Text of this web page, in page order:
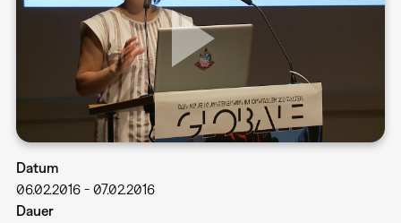
Datum
06.02.2016- 07.02.2016
Dauer